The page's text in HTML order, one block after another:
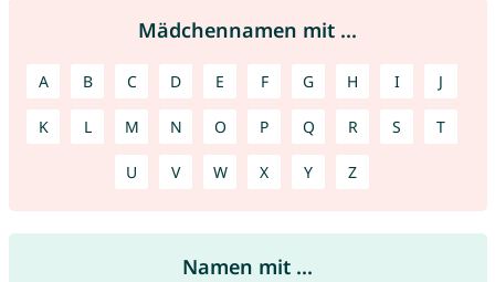
Mädchennamen mit ...
A B C D E F G H I J
K L M N O P Q R S T
U V W X Y Z
Namen mit ...